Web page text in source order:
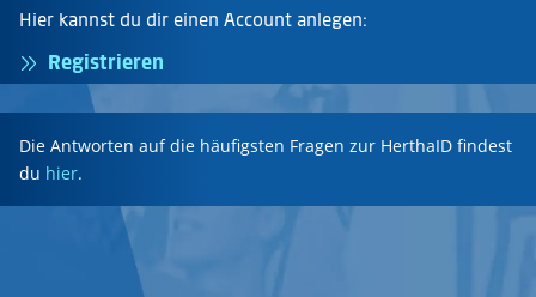
Hier kannst du dir einen Account anlegen:
Registrieren
Die Antworten auf die häufigsten Fragen zur HerthaID findest
du hier.